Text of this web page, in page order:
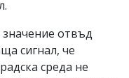
отвъд
сигнал, че
среда не